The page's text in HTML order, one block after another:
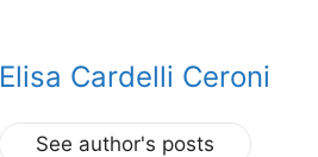
Elisa Cardelli Ceroni
See author's posts